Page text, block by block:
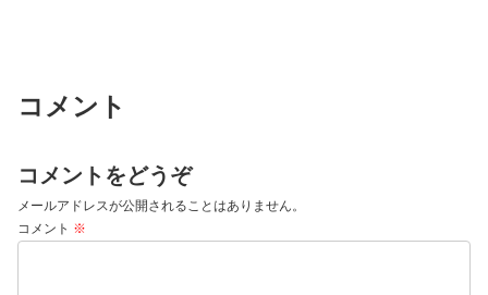
コメント
コメントをどうぞ
メールアドレスが公開されることはありません。
コメント ※